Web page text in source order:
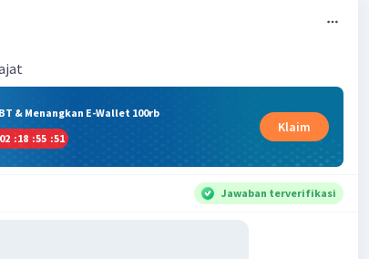
& Menangkan E-Wallet 100rb
02 :18 :55 :50
Klaim
Jawaban terverifikasi